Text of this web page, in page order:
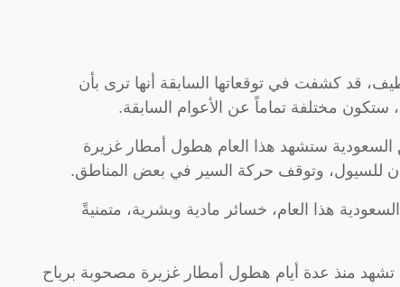
قد كشفت في توقعاتها السابقة أنها ترى بأن
ستشهد هذا العام هطول أمطار غزيرة
للسيول، وتوقف حركة السير في بعض المناطق.
هذا العام، خسائر مادية وبشرية، متمنيةً
تشهد منذ عدة أيام هطول أمطار غزيرة مصحوبة برياح